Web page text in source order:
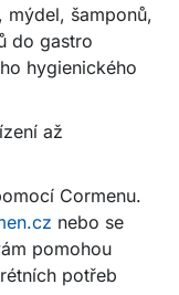
šamponů,
do gastro
hygienického
až
Cormenu.
nebo se
pomohou
potřeb